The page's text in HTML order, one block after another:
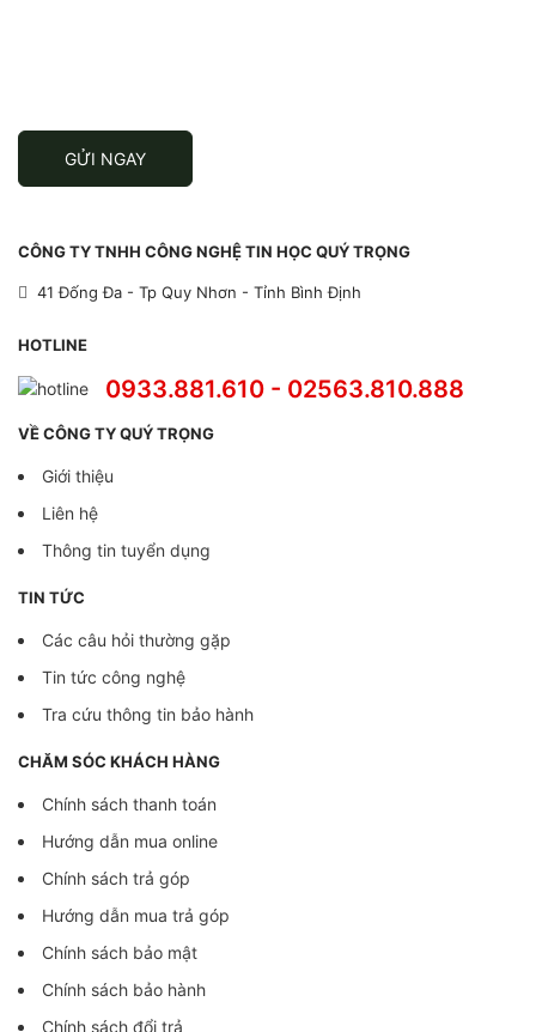
GỬI NGAY
CÔNG TY TNHH CÔNG NGHỆ TIN HỌC QUÝ TRỌNG
41 Đống Đa - Tp Quy Nhơn - Tỉnh Bình Định
HOTLINE
0933.881.610 - 02563.810.888
VỀ CÔNG TY QUÝ TRỌNG
Giới thiệu
Liên hệ
Thông tin tuyển dụng
TIN TỨC
Các câu hỏi thường gặp
Tin tức công nghệ
Tra cứu thông tin bảo hành
CHĂM SÓC KHÁCH HÀNG
Chính sách thanh toán
Hướng dẫn mua online
Chính sách trả góp
Hướng dẫn mua trả góp
Chính sách bảo mật
Chính sách bảo hành
Chính sách đổi trả